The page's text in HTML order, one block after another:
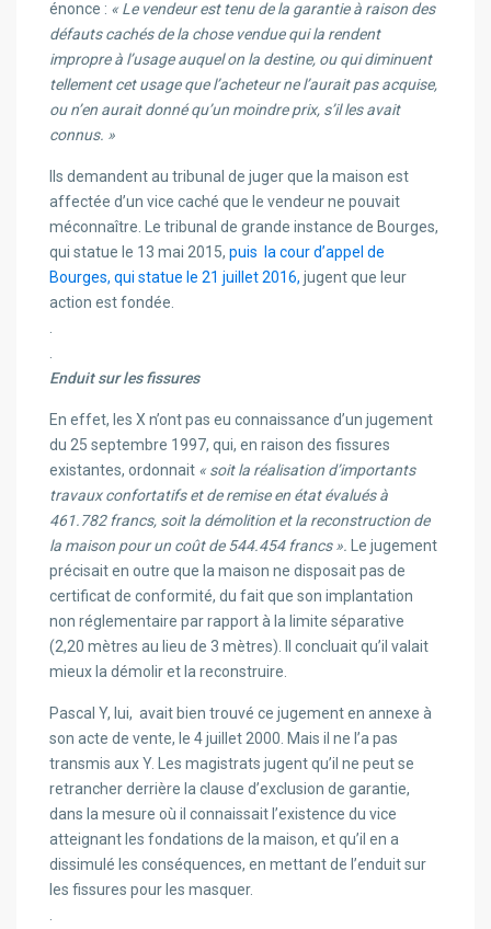
énonce : « Le vendeur est tenu de la garantie à raison des
défauts cachés de la chose vendue qui la rendent
impropre à l’usage auquel on la destine, ou qui diminuent
tellement cet usage que l’acheteur ne l’aurait pas acquise,
ou n’en aurait donné qu’un moindre prix, s’il les avait
connus. »
Ils demandent au tribunal de juger que la maison est
affectée d’un vice caché que le vendeur ne pouvait
méconnaître. Le tribunal de grande instance de Bourges,
qui statue le 13 mai 2015,puis la cour d’appel de
Bourges, qui statue le 21 juillet 2016, jugent que leur
action est fondée.
Enduit sur les fissures
En effet, les X n’ont pas eu connaissance d’un jugement
du 25 septembre 1997, qui, en raison des fissures
existantes, ordonnait « soit la réalisation d’importants
travaux confortatifs et de remise en état évalués à
461.782 francs, soit la démolition et la reconstruction de
la maison pour un coût de 544.454 francs ».
Le jugement
précisait en outre que la maison ne disposait pas de
certificat de conformité, du fait que son implantation
non réglementaire par rapport à la limite séparative
(2,20 mètres au lieu de 3 mètres). Il concluait qu’il valait
mieux la démolir et la reconstruire.
Pascal Y, lui, avait bien trouvé ce jugement en annexe à
son acte de vente, le 4 juillet 2000. Mais il ne l’a pas
transmis aux Y. Les magistrats jugent qu’il ne peut se
retrancher derrière la clause d’exclusion de garantie,
dans la mesure où il connaissait l’existence du vice
atteignant les fondations de la maison, et qu’il en a
dissimulé les conséquences, en mettant de l’enduit sur
les fissures pour les masquer.